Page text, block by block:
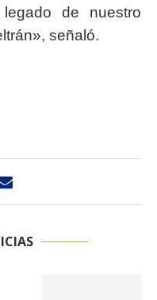
de nuestro
señaló.